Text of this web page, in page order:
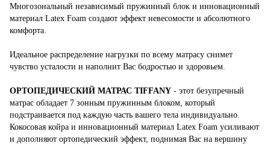
Многозональный независимый пружинный блок и инновационный
материал Latex Foam создают эффект невесомости и абсолютного
комфорта.
Идеальное распределение нагрузки по всему матрасу снимет
чувство усталости и наполнит Вас бодростью и здоровьем.
ОРТОПЕДИЧЕСКИЙ МАТРАС TIFFANY - этот безупречный
матрас обладает 7 зонным пружинным блоком, который
подстраивается под каждую часть вашего тела индивидуально.
Кокосовая койра и инновационный материал Latex Foam усиливают
и дополняют ортопедический эффект, поднимая Вас на вершину